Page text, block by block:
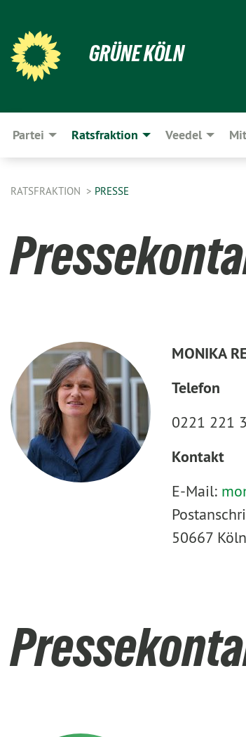
GRÜNE KÖLN
Partei Ratsfraktion Veedel
RATSFRAKTION PRESSE
MONIKA
Telefon
0221 221
Kontakt
E-Mail:
50667 Köln